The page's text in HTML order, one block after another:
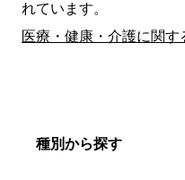
れています。
医療・健康・介護に関
種別から探す